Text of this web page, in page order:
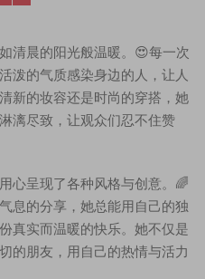
清晨的阳光般温暖。😍每一次
泼的气质感染身边的人，让人
新的妆容还是时尚的穿搭，她
漓尽致，让观众们忍不住赞
心呈现了各种风格与创意。🌈
息的分享，她总能用自己的独
真实而温暖的快乐。她不仅是
的朋友，用自己的热情与活力